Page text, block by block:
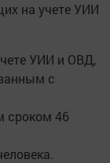
на учете УИИ
УИИ и ОВД,
с
сроком 46